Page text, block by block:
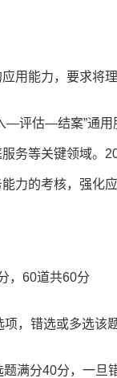
用能力，要求将
估—结案”通用
务等关键领域。
力的考核，强化
，60道共60分
，错选或多选该
满分40分，一